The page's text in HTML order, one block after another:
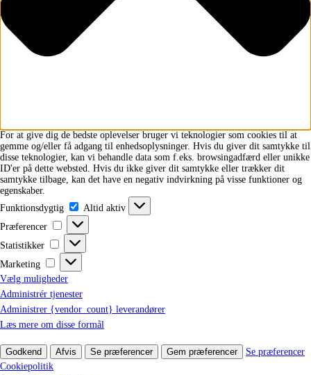
For at give dig de bedste oplevelser bruger vi teknologier som cookies til at
gemme og/eller få adgang til enhedsoplysninger. Hvis du giver dit samtykke til
disse teknologier, kan vi behandle data som f.eks. browsingadfærd eller unikke
ID'er på dette websted. Hvis du ikke giver dit samtykke eller trækker dit
samtykke tilbage, kan det have en negativ indvirkning på visse funktioner og
egenskaber.
Funktionsdygtig
Funktionsdygtig
Altid aktiv
Præferencer
Præferencer
Statistikker
Statistikker
Marketing
Marketing
Vælg muligheder
Administrér tjenester
Administrer {vendor_count} leverandører
Læs mere om disse formål
Godkend Afvis Se præferencer Gem præferencer
Se præferencer
Cookiepolitik